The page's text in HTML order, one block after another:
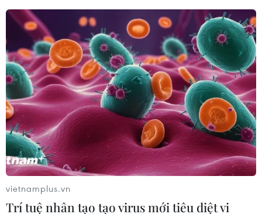
Rút ngắn thời gian tạm đóng cửa sân bay
vietnamplus.vn
Trí tuệ nhân tạo tạo virus mới tiêu diệt vi